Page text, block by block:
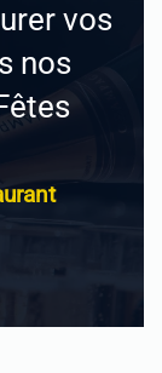
vos
nos